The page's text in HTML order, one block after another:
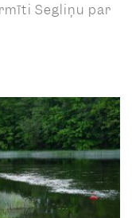
Segliņu par